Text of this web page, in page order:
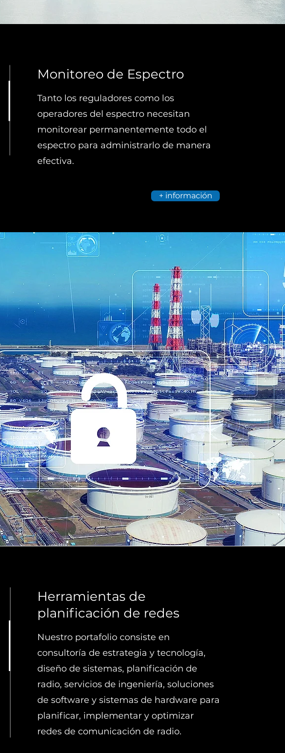
Monitoreo de Espectro
Tanto los reguladores como los
operadores del espectro necesitan
monitorear permanentemente todo el
espectro para administrarlo de manera
efectiva.
+ información
Herramientas de
planificación de redes
Nuestro portafolio consiste en
consultoría de estrategia y tecnología,
diseño de sistemas, planificación de
radio, servicios de ingeniería, soluciones
de software y sistemas de hardware para
planificar, implementar y optimizar
redes de comunicación de radio.